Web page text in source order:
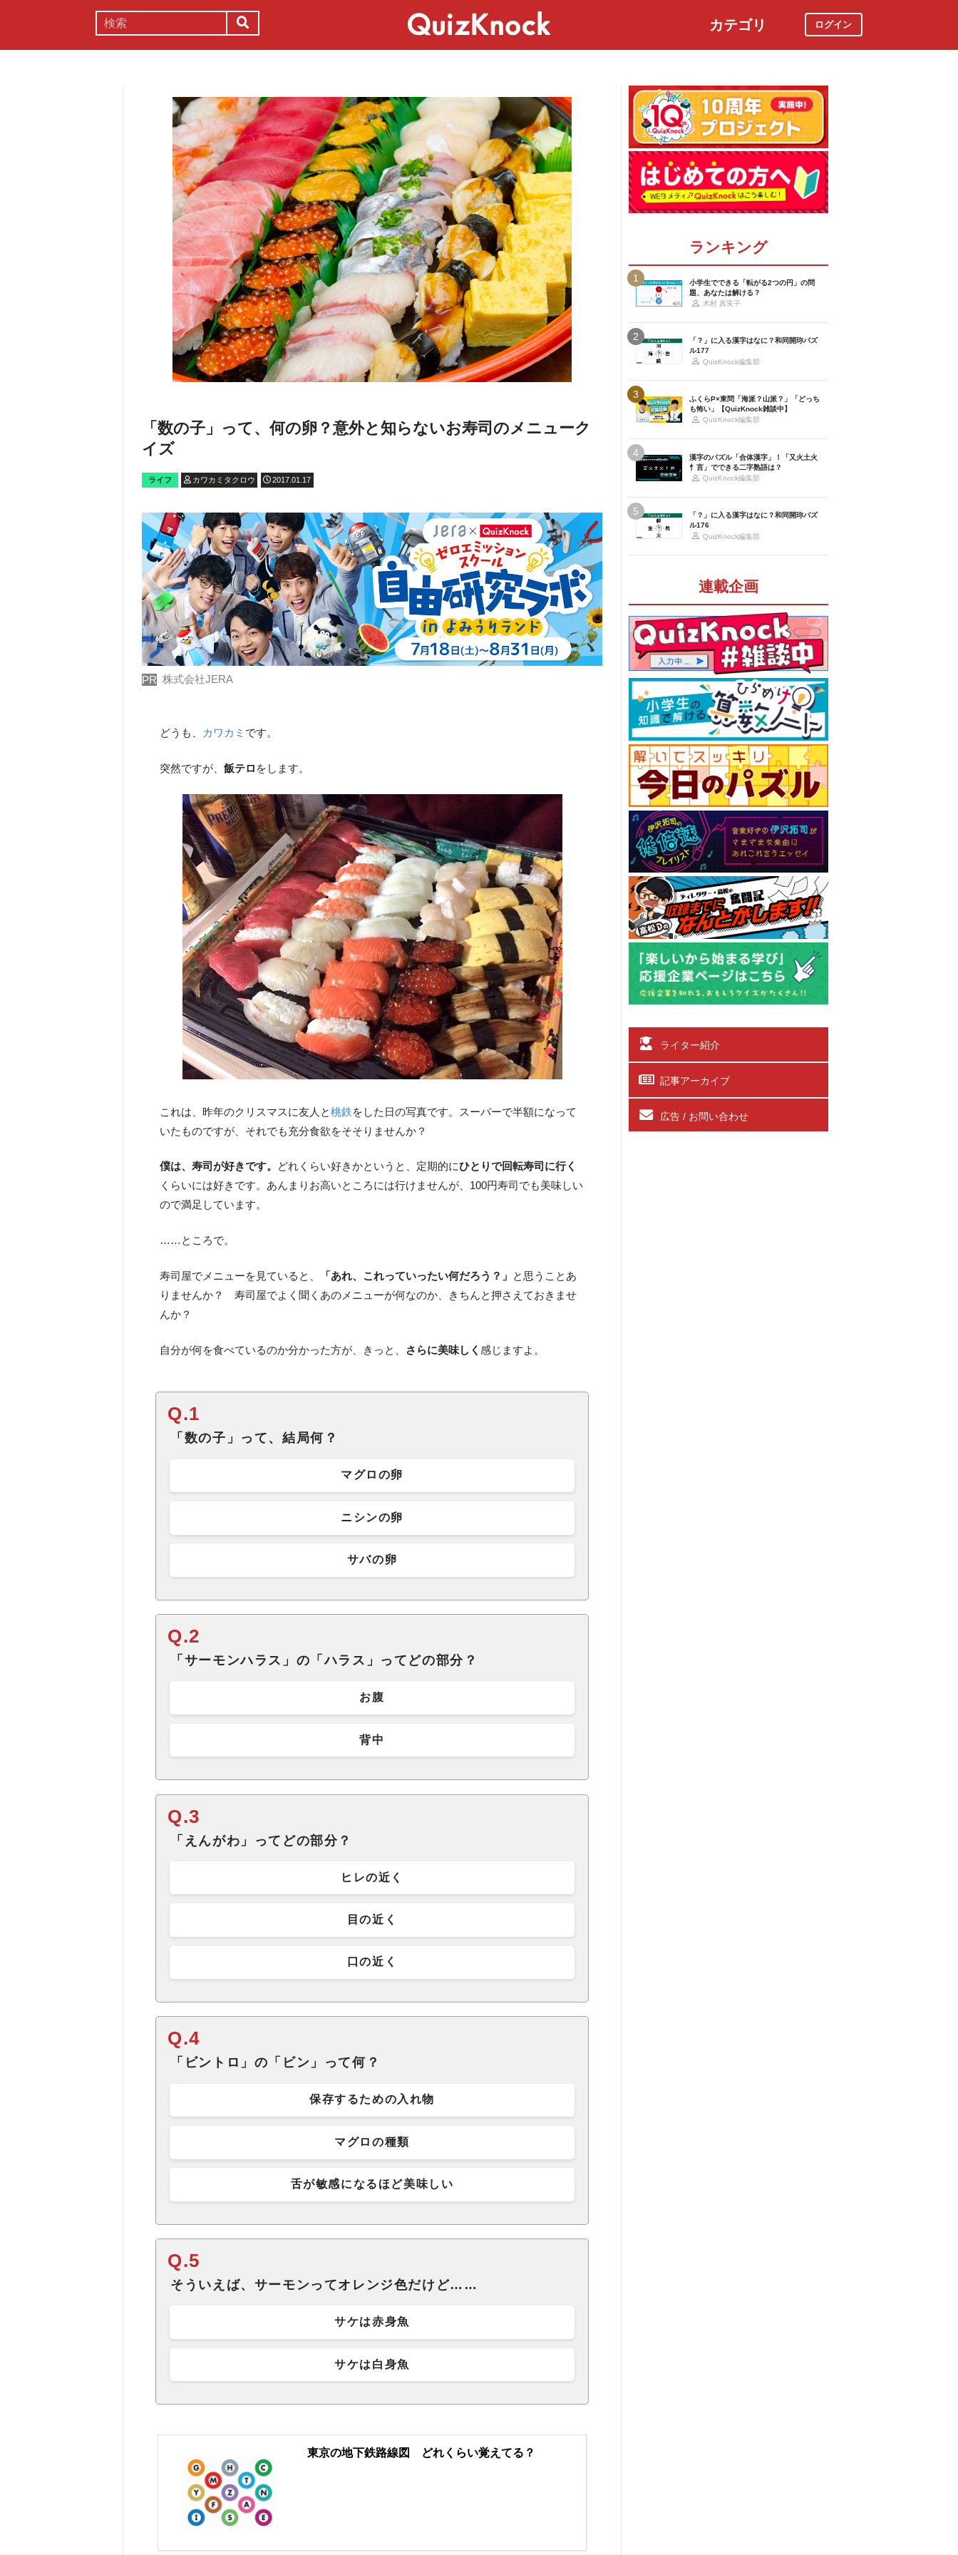
カテゴリ ログイン
「数の子」って、何の卵？意外と知らないお寿司のメニューク
イズ
ライフ カワカミタクロウ 2017.01.17
PR 株式会社JERA
どうも、 カワカミ です。
突然ですが、飯テロ をします。
これは、昨年のクリスマスに友人と桃鉄をした日の写真です。スーパーで半額になって
いたものですが、それでも充分食欲をそそりませんか？
僕は、寿司が好きです。 どれくらい好きかというと、定期的にひとりで回転寿司に行く
くらいには好きです。あんまりお高いところには行けませんが、100円寿司でも美味しい
ので満足しています。
……ところで。
寿司屋でメニューを見ていると、 「あれ、これっていったい何だろう？」 と思うことあ
りませんか？ 寿司屋でよく聞くあのメニューが何なのか、きちんと押さえておきませ
んか？
自分が何を食べているのか分かった方が、きっと、 さらに美味しく感じますよ。
Q.1
「数の子」って、結局何？
マグロの卵
ニシンの卵
サバの卵
Q.2
「サーモンハラス」の「ハラス」ってどの部分？
お腹
背中
Q.3
「えんがわ」ってどの部分？
ヒレの近く
目の近く
口の近く
Q.4
「ビントロ」の「ビン」って何？
保存するための入れ物
マグロの種類
舌が敏感になるほど美味しい
Q.5
そういえば、サーモンってオレンジ色だけど……
サケは赤身魚
サケは白身魚
東京の地下鉄路線図 どれくらい覚えてる？
ランキング
1
小学生でできる「転がる2つの円」の問
題、あなたは解ける？
木村 真実子
2
「？」に入る漢字はなに？和同開珎パズ
ル177
QuizKnock編集部
3
ふくらP×東問「海派？山派？」「どっち
も怖い」【QuizKnock雑談中】
QuizKnock編集部
4
漢字のパズル「合体漢字」！「又火土火
忄言」でできる二字熟語は？
QuizKnock編集部
5
「？」に入る漢字はなに？和同開珎パズ
ル176
QuizKnock編集部
連載企画
ライター紹介
記事アーカイブ
広告 / お問い合わせ